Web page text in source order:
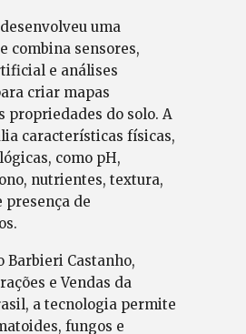
uma
combina sensores,
e análises
criar mapas
propriedades do solo. A
características físicas,
como pH,
nutrientes, textura,
presença de
Barbieri Castanho,
e Vendas da
a tecnologia permite
fungos e